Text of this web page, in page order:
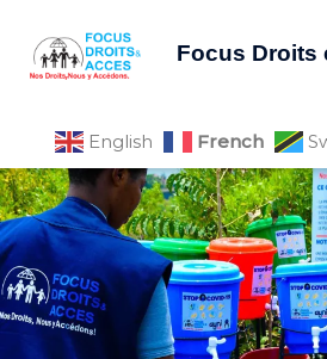
contenu
Focus Droits
English French